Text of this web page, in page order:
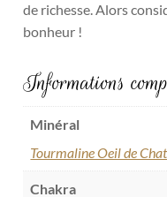
de richesse. Alors
bonheur !
Informations
Minéral
Tourmaline Oeil de Chat
Chakra